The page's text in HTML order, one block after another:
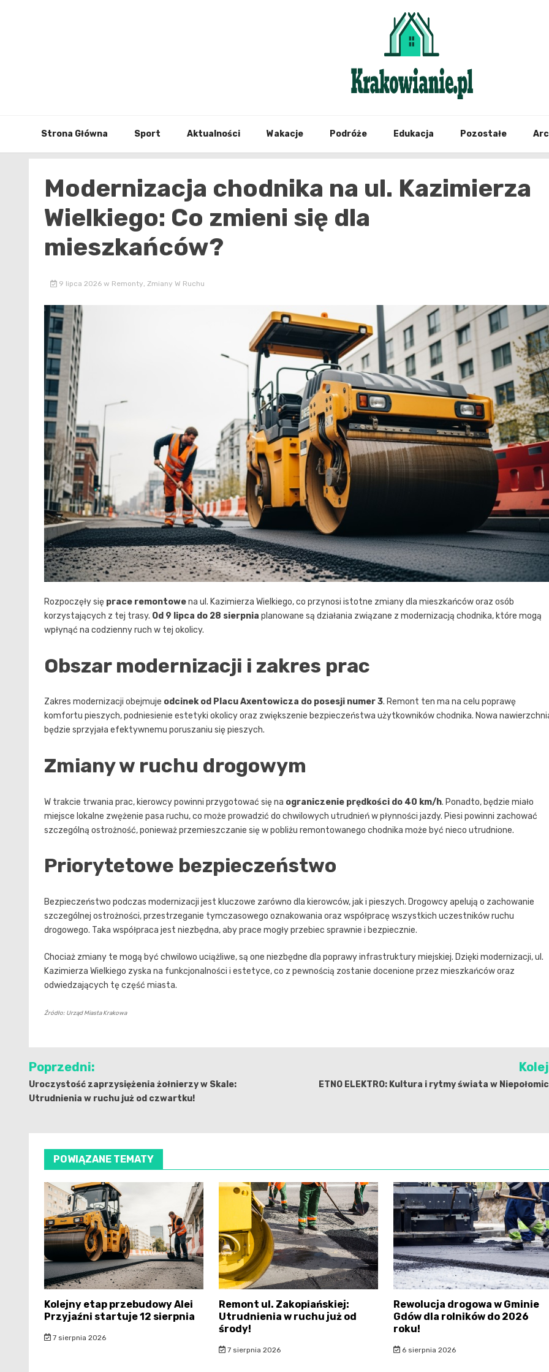
Strona Główna Sport Aktualności Wakacje Podróże Edukacja Pozostałe
Modernizacja chodnika na ul. Kazimierza
Wielkiego: Co zmieni się dla
mieszkańców?
9 lipca 2026 w Remonty, Zmiany W Ruchu
Rozpoczęły się prace remontowena ul. Kazimierza Wielkiego, co przynosi istotne zmiany dla mieszkańców oraz osób
korzystających z tej trasy. Od 9 lipca do 28 sierpnia planowane są działania związane z modernizacją chodnika, które mogą
wpłynąć na codzienny ruch w tej okolicy.
Obszar modernizacji i zakres prac
Zakres modernizacji obejmuje odcinek od Placu Axentowicza do posesji numer 3. Remont ten ma na celu poprawę
komfortu pieszych, podniesienie estetyki okolicy oraz zwiększenie bezpieczeństwa użytkowników chodnika. Nowa
będzie sprzyjała efektywnemu poruszaniu się pieszych.
Zmiany w ruchu drogowym
W trakcie trwania prac, kierowcy powinni przygotować się na ograniczenie prędkości do 40 km/h. Ponadto, będzie miało
miejsce lokalne zwężenie pasa ruchu, co może prowadzić do chwilowych utrudnień w płynności jazdy. Piesi powinni zachować
szczególną ostrożność, ponieważ przemieszczanie się w pobliżu remontowanego chodnika może być nieco utrudnione.
Priorytetowe bezpieczeństwo
Bezpieczeństwo podczas modernizacji jest kluczowe zarówno dla kierowców, jak i pieszych. Drogowcy apelują o zachowanie
szczególnej ostrożności, przestrzeganie tymczasowego oznakowania oraz współpracę wszystkich uczestników ruchu
drogowego. Taka współpraca jest niezbędna, aby prace mogły przebiec sprawnie i bezpiecznie.
Chociaż zmiany te mogą być chwilowo uciążliwe, są one niezbędne dla poprawy infrastruktury miejskiej. Dzięki modernizacji, ul.
Kazimierza Wielkiego zyska na funkcjonalności i estetyce, co z pewnością zostanie docenione przez mieszkańców oraz
odwiedzających tę część miasta.
Źródło: Urząd Miasta Krakowa
Nawigacja
wpisu
Poprzedni:
Uroczystość zaprzysiężenia żołnierzy w Skale:
Utrudnienia w ruchu już od czwartku!
ETNO ELEKTRO: Kultura i rytmy świata w
POWIĄZANE TEMATY
Kolejny etap przebudowy Alei
Przyjaźni startuje 12 sierpnia
7 sierpnia 2026
Remont ul. Zakopiańskiej:
Utrudnienia w ruchu już od
środy!
7 sierpnia 2026
Rewolucja drogowa w Gminie
Gdów dla rolników do 2026
roku!
6 sierpnia 2026